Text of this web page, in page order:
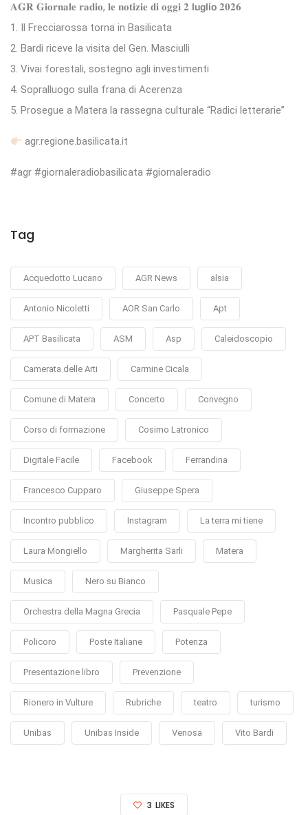
𝐀𝐆𝐑 𝐆𝐢𝐨𝐫𝐧𝐚𝐥𝐞 𝐫𝐚𝐝𝐢𝐨, 𝐥𝐞 𝐧𝐨𝐭𝐢𝐳𝐢𝐞 𝐝𝐢 𝐨𝐠𝐠𝐢 𝟐 𝗹𝘂𝗴𝗹𝗶𝗼 𝟐𝟎𝟐𝟔
1. Il Frecciarossa torna in Basilicata
2. Bardi riceve la visita del Gen. Masciulli
3. Vivai forestali, sostegno agli investimenti
4. Sopralluogo sulla frana di Acerenza
5. Prosegue a Matera la rassegna culturale “Radici letterarie”
agr.regione.basilicata.it
#agr #giornaleradiobasilicata #giornaleradio
Tag
Acquedotto Lucano AGR News alsia
Antonio Nicoletti AOR San Carlo Apt
APT Basilicata ASM Asp Caleidoscopio
Camerata delle Arti Carmine Cicala
Comune di Matera Concerto Convegno
Corso di formazione Cosimo Latronico
Digitale Facile Facebook Ferrandina
Francesco Cupparo Giuseppe Spera
Incontro pubblico Instagram La terra mi tiene
Laura Mongiello Margherita Sarli Matera
Musica Nero su Bianco
Orchestra della Magna Grecia Pasquale Pepe
Policoro Poste Italiane Potenza
Presentazione libro Prevenzione
Rionero in Vulture Rubriche teatro turismo
Unibas Unibas Inside Venosa Vito Bardi
3 LIKES